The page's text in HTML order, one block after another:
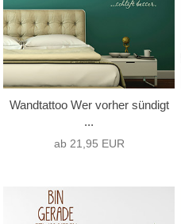
Wandtattoo Wer vorher sündigt
...
ab 21,95 EUR